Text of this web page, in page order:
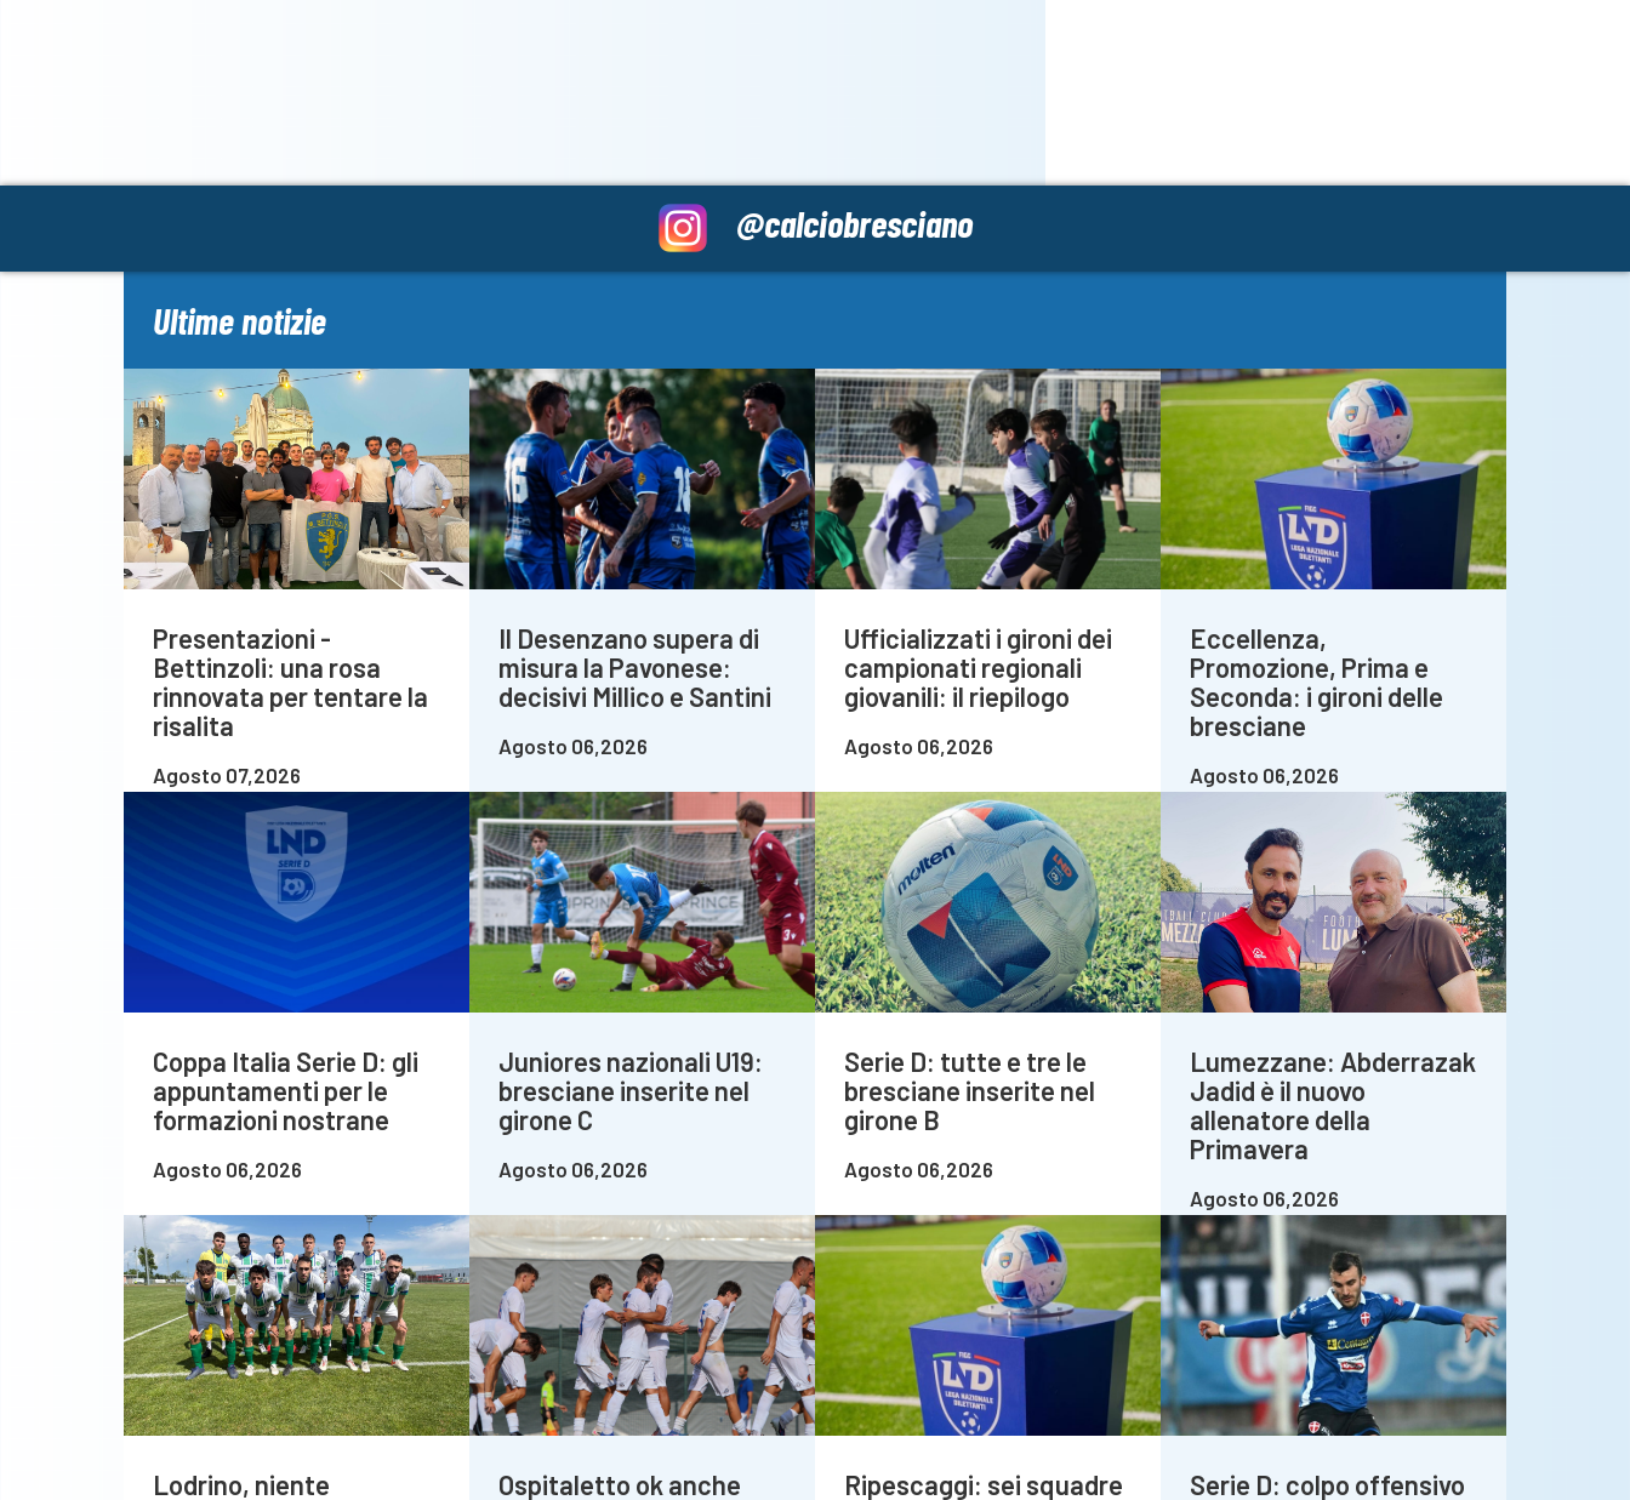
@calciobresciano
Ultime notizie
Presentazioni -
Bettinzoli: una rosa
rinnovata per tentare la
risalita
Agosto 07,2026
Il Desenzano supera di
misura la Pavonese:
decisivi Millico e Santini
Agosto 06,2026
Ufficializzati i gironi dei
campionati regionali
giovanili: il riepilogo
Agosto 06,2026
Eccellenza,
Promozione, Prima e
Seconda: i gironi delle
bresciane
Agosto 06,2026
Coppa Italia Serie D: gli
appuntamenti per le
formazioni nostrane
Agosto 06,2026
Juniores nazionali U19:
bresciane inserite nel
girone C
Agosto 06,2026
Serie D: tutte e tre le
bresciane inserite nel
girone B
Agosto 06,2026
Lumezzane: Abderrazak
Jadid è il nuovo
allenatore della
Primavera
Agosto 06,2026
Lodrino, niente
Ospitaletto ok anche
Ripescaggi: sei squadre
Serie D: colpo offensivo